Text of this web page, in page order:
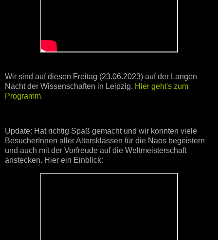
Wir sind auf diesen Freitag (23.06.2023) auf der Langen
Nacht der Wissenschaften in Leipzig. Hier geht's zum
Programm.
Update: Hat richtig Spaß gemacht und wir konnten viele
BesucherInnen aller Altersklassen für die Naos begeistern
und auch mit der Vorfreude auf die Weltmeisterschaft
anstecken. Hier ein Einblick: